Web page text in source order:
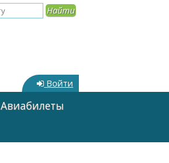
Войти
Авиабилеты